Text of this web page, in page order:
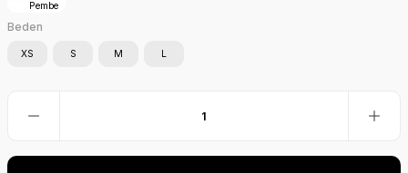
Beden
XS S M L